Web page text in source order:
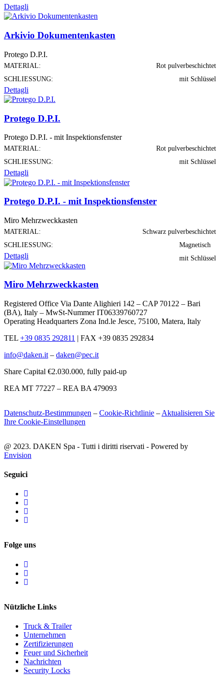
Dettagli
Arkivio Dokumentenkasten
Protego D.P.I.
MATERIAL:
Rot pulverbeschichtet
SCHLIESSUNG:
mit Schlüssel
Dettagli
Protego D.P.I.
Protego D.P.I. - mit Inspektionsfenster
MATERIAL:
Rot pulverbeschichtet
SCHLIESSUNG:
mit Schlüssel
Dettagli
Protego D.P.I. - mit Inspektionsfenster
Miro Mehrzweckkasten
MATERIAL:
Schwarz pulverbeschichtet
SCHLIESSUNG:
Magnetisch
mit Schlüssel
Dettagli
Miro Mehrzweckkasten
Registered Office Via Dante Alighieri 142 – CAP 70122 – Bari
(BA), Italy – MwSt-Nummer IT06339760727
Operating Headquarters Zona Ind.le Jesce, 75100, Matera, Italy
TEL +39 0835 292811 | FAX +39 0835 292834
info@daken.it – daken@pec.it
Share Capital €2.030.000, fully paid-up
REA MT 77227 – REA BA 479093
Datenschutz-Bestimmungen – Cookie-Richtlinie – Aktualisieren Sie
Ihre Cookie-Einstellungen
@ 2023. DAKEN Spa - Tutti i diritti riservati - Powered by
Envision
Seguici
Folge uns
Nützliche Links
Truck & Trailer
Unternehmen
Zertifizierungen
Feuer und Sicherheit
Nachrichten
Security Locks